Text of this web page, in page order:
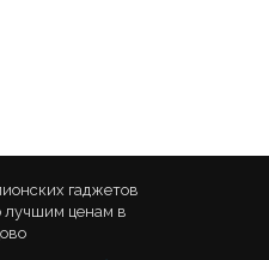
гаджетов
лучшим ценам в